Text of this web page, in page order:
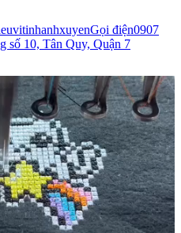
Gọi điện0907
số 10, Tân Quy, Quận 7